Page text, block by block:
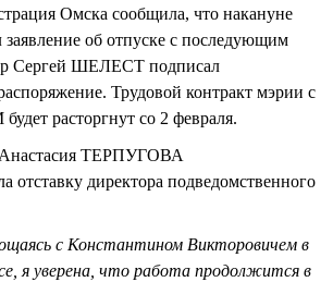
Омска сообщила, что накануне
об отпуске с последующим
Сергей ШЕЛЕСТ подписал
Трудовой контракт мэрии с
расторгнут со 2 февраля.
Анастасия ТЕРПУГОВА
отставку директора подведомственного
с Константином Викторовичем в
я уверена, что работа продолжится в